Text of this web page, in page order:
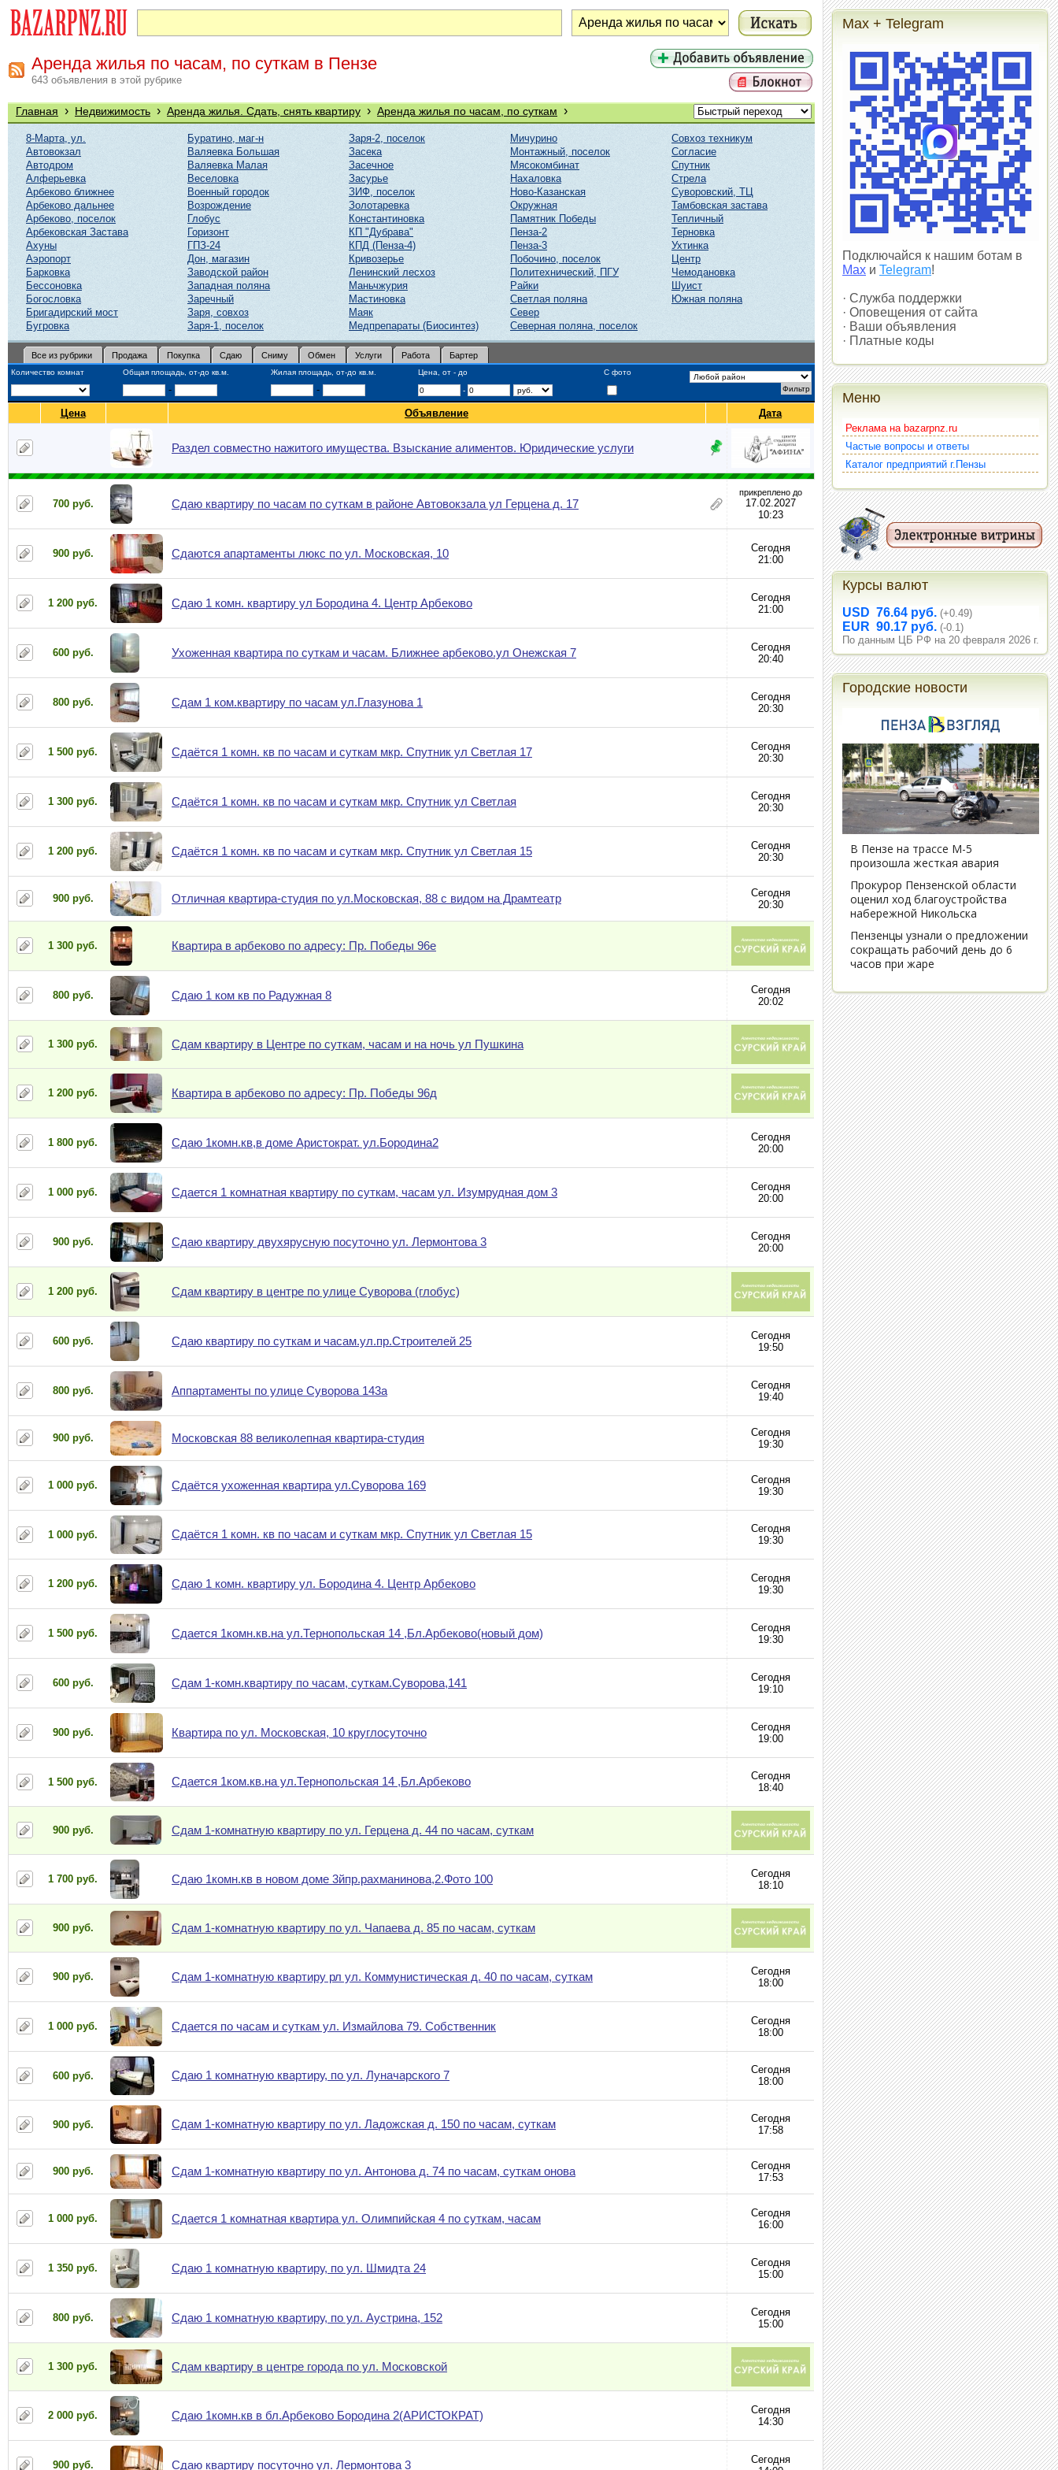
Аренда жилья по часам, по суткам в Пензе
643 объявления в этой рубрике
Главная › Недвижимость › Аренда жилья. Сдать, снять квартиру › Аренда жилья по часам, по суткам ›
8-Марта, ул.
Автовокзал
Автодром
Алферьевка
Арбеково ближнее
Арбеково дальнее
Арбеково, поселок
Арбековская Застава
Ахуны
Аэропорт
Барковка
Бессоновка
Богословка
Бригадирский мост
Бугровка
Буратино, маг-н
Валяевка Большая
Валяевка Малая
Веселовка
Военный городок
Возрождение
Глобус
Горизонт
ГПЗ-24
Дон, магазин
Заводской район
Западная поляна
Заречный
Заря, совхоз
Заря-1, поселок
Заря-2, поселок
Засека
Засечное
Засурье
ЗИФ, поселок
Золотаревка
Константиновка
КП "Дубрава"
КПД (Пенза-4)
Кривозерье
Ленинский лесхоз
Маньчжурия
Мастиновка
Маяк
Медпрепараты (Биосинтез)
Мичурино
Монтажный, поселок
Мясокомбинат
Нахаловка
Ново-Казанская
Окружная
Памятник Победы
Пенза-2
Пенза-3
Побочино, поселок
Политехнический, ПГУ
Райки
Светлая поляна
Север
Северная поляна, поселок
Совхоз техникум
Согласие
Спутник
Стрела
Суворовский, ТЦ
Тамбовская застава
Тепличный
Терновка
Ухтинка
Центр
Чемодановка
Шуист
Южная поляна
Все из рубрики Продажа Покупка Сдаю Сниму Обмен Услуги Работа Бартер
Количество комнат Общая площадь, от-до кв.м. Жилая площадь, от-до кв.м. Цена, от - до С фото
- - -
Цена Объявление Дата
Раздел совместно нажитого имущества. Взыскание алиментов. Юридические услуги
700 руб. Сдаю квартиру по часам по суткам в районе Автовокзала ул Герцена д. 17
прикреплено до
17.02.2027
10:23
900 руб. Сдаются апартаменты люкс по ул. Московская, 10
Сегодня
21:00
1 200 руб. Сдаю 1 комн. квартиру ул Бородина 4. Центр Арбеково
Сегодня
21:00
600 руб. Ухоженная квартира по суткам и часам. Ближнее арбеково.ул Онежская 7
Сегодня
20:40
800 руб. Сдам 1 ком.квартиру по часам ул.Глазунова 1
Сегодня
20:30
1 500 руб. Сдаётся 1 комн. кв по часам и суткам мкр. Спутник ул Светлая 17
Сегодня
20:30
1 300 руб. Сдаётся 1 комн. кв по часам и суткам мкр. Спутник ул Светлая
Сегодня
20:30
1 200 руб. Сдаётся 1 комн. кв по часам и суткам мкр. Спутник ул Светлая 15
Сегодня
20:30
900 руб. Отличная квартира-студия по ул.Московская, 88 с видом на Драмтеатр
Сегодня
20:30
1 300 руб. Квартира в арбеково по адресу: Пр. Победы 96е
800 руб. Сдаю 1 ком кв по Радужная 8
Сегодня
20:02
1 300 руб. Сдам квартиру в Центре по суткам, часам и на ночь ул Пушкина
1 200 руб. Квартира в арбеково по адресу: Пр. Победы 96д
1 800 руб. Сдаю 1комн.кв,в доме Аристократ. ул.Бородина2
Сегодня
20:00
1 000 руб. Сдается 1 комнатная квартиру по суткам, часам ул. Изумрудная дом 3
Сегодня
20:00
900 руб. Сдаю квартиру двухярусную посуточно ул. Лермонтова 3
Сегодня
20:00
1 200 руб. Сдам квартиру в центре по улице Суворова (глобус)
600 руб. Сдаю квартиру по суткам и часам.ул.пр.Строителей 25
Сегодня
19:50
800 руб. Аппартаменты по улице Суворова 143а
Сегодня
19:40
900 руб. Московская 88 великолепная квартира-студия
Сегодня
19:30
1 000 руб. Сдаётся ухоженная квартира ул.Суворова 169
Сегодня
19:30
1 000 руб. Сдаётся 1 комн. кв по часам и суткам мкр. Спутник ул Светлая 15
Сегодня
19:30
1 200 руб. Сдаю 1 комн. квартиру ул. Бородина 4. Центр Арбеково
Сегодня
19:30
1 500 руб. Сдается 1комн.кв.на ул.Тернопольская 14 ,Бл.Арбеково(новый дом)
Сегодня
19:30
600 руб. Сдам 1-комн.квартиру по часам, суткам.Суворова,141
Сегодня
19:10
900 руб. Квартира по ул. Московская, 10 круглосуточно
Сегодня
19:00
1 500 руб. Сдается 1ком.кв.на ул.Тернопольская 14 ,Бл.Арбеково
Сегодня
18:40
900 руб. Сдам 1-комнатную квартиру по ул. Герцена д. 44 по часам, суткам
1 700 руб. Сдаю 1комн.кв в новом доме 3йпр.рахманинова,2.Фото 100
Сегодня
18:10
900 руб. Сдам 1-комнатную квартиру по ул. Чапаева д. 85 по часам, суткам
900 руб. Сдам 1-комнатную квартиру рл ул. Коммунистическая д. 40 по часам, суткам
Сегодня
18:00
1 000 руб. Сдается по часам и суткам ул. Измайлова 79. Собственник
Сегодня
18:00
600 руб. Сдаю 1 комнатную квартиру, по ул. Луначарского 7
Сегодня
18:00
900 руб. Сдам 1-комнатную квартиру по ул. Ладожская д. 150 по часам, суткам
Сегодня
17:58
900 руб. Сдам 1-комнатную квартиру по ул. Антонова д. 74 по часам, суткам онова
Сегодня
17:53
1 000 руб. Сдается 1 комнатная квартира ул. Олимпийская 4 по суткам, часам
Сегодня
16:00
1 350 руб. Сдаю 1 комнатную квартиру, по ул. Шмидта 24
Сегодня
15:00
800 руб. Сдаю 1 комнатную квартиру, по ул. Аустрина, 152
Сегодня
15:00
1 300 руб. Сдам квартиру в центре города по ул. Московской
2 000 руб. Сдаю 1комн.кв в бл.Арбеково Бородина 2(АРИСТОКРАТ)
Сегодня
14:30
900 руб. Сдаю квартиру посуточно ул. Лермонтова 3
Сегодня
Max + Telegram
Подключайся к нашим ботам в
Max и Telegram!
· Служба поддержки
· Оповещения от сайта
· Ваши объявления
· Платные коды
Меню
Реклама на bazarpnz.ru
Частые вопросы и ответы
Каталог предприятий г.Пензы
Курсы валют
USD 76.64 руб. (+0.49)
EUR 90.17 руб. (-0.1)
По данным ЦБ РФ на 20 февраля 2026 г.
Городские новости